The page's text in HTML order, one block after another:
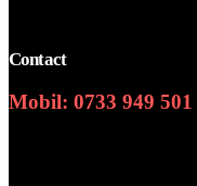
Contact
Mobil: 0733 949 501